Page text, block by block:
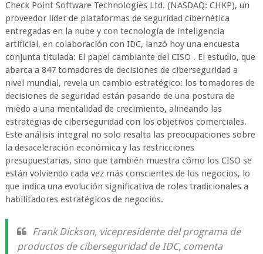
Check Point Software Technologies Ltd. (NASDAQ: CHKP), un
proveedor líder de plataformas de seguridad cibernética
entregadas en la nube y con tecnología de inteligencia
artificial, en colaboración con IDC, lanzó hoy una encuesta
conjunta titulada: El papel cambiante del CISO . El estudio, que
abarca a 847 tomadores de decisiones de ciberseguridad a
nivel mundial, revela un cambio estratégico: los tomadores de
decisiones de seguridad están pasando de una postura de
miedo a una mentalidad de crecimiento, alineando las
estrategias de ciberseguridad con los objetivos comerciales.
Este análisis integral no solo resalta las preocupaciones sobre
la desaceleración económica y las restricciones
presupuestarias, sino que también muestra cómo los CISO se
están volviendo cada vez más conscientes de los negocios, lo
que indica una evolución significativa de roles tradicionales a
habilitadores estratégicos de negocios.
Frank Dickson, vicepresidente del programa de
productos de ciberseguridad de IDC, comenta